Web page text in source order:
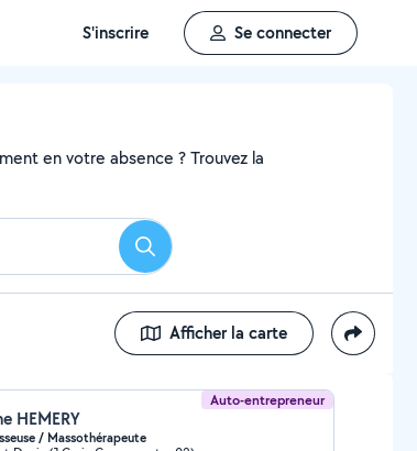
S'inscrire Se connecter
en votre absence ? Trouvez la
Rechercher
Afficher la carte
Auto-entrepreneur
HEMERY
/ Massothérapeute